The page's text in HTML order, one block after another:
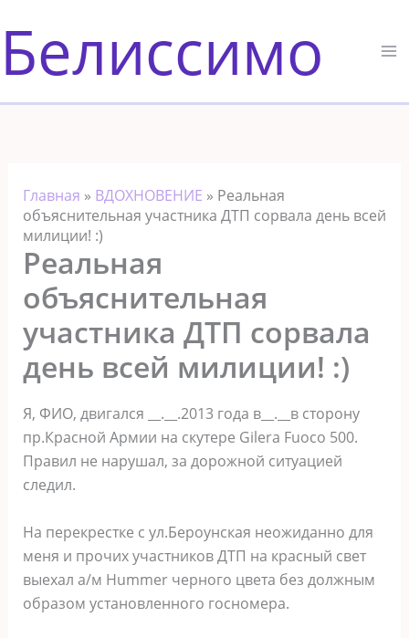
к
содержимому
Белиссимо
Главная » ВДОХНОВЕНИЕ » Реальная
объяснительная участника ДТП сорвала день всей
милиции! :)
Реальная
объяснительная
участника ДТП сорвала
день всей милиции! :)
Я, ФИО, двигался __.__.2013 года в__.__в сторону
пр.Красной Армии на скутере Gilera Fuoco 500.
Правил не нарушал, за дорожной ситуацией
следил.
На перекрестке с ул.Бероунская неожиданно для
меня и прочих участников ДТП на красный свет
выехал а/м Hummer черного цвета без должным
образом установленного госномера.